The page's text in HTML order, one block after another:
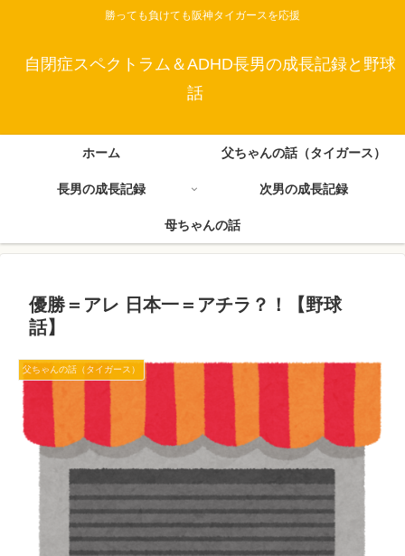
勝っても負けても阪神タイガースを応援
自閉症スペクトラム＆ADHD長男の成長記録と野球
話
ホーム 父ちゃんの話（タイガース）
長男の成長記録 次男の成長記録
母ちゃんの話
優勝＝アレ 日本一＝アチラ？！【野球
話】
父ちゃんの話（タイガース）